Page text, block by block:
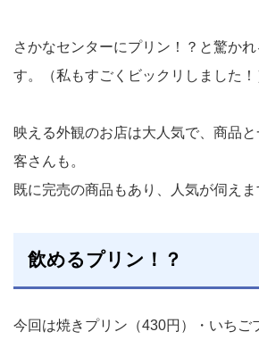
さかなセンターにプリン！？と驚か
す。（私もすごくビックリしました！
映える外観のお店は大人気で、商品
客さんも。
既に完売の商品もあり、人気が伺えま
飲めるプリン！？
今回は焼きプリン（430円）・いちご